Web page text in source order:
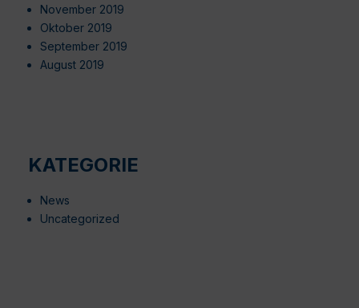
November 2019
Oktober 2019
September 2019
August 2019
KATEGORIE
News
Uncategorized